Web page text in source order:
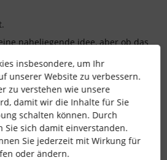
naheliegende idee, aber ob das
source of truth für das MA
über reports etwas zu
zahlen liefern, aber zb wäre
überstunden für den MA in seiner
nur mögliche ansätze, die derzeit
sind:
insbesondere, um Ihr
unserer Website zu verbessern.
zu verstehen wie unsere
damit wir die Inhalte für Sie
schalten können. Durch
Sie sich damit einverstanden.
Sie jederzeit mit Wirkung für
oder ändern.